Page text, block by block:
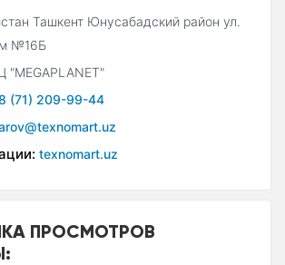
Ташкент Юнусабадский район ул.
№16Б
"MEGAPLANET"
(71) 209-99-44
texnomart.uz
ПРОСМОТРОВ